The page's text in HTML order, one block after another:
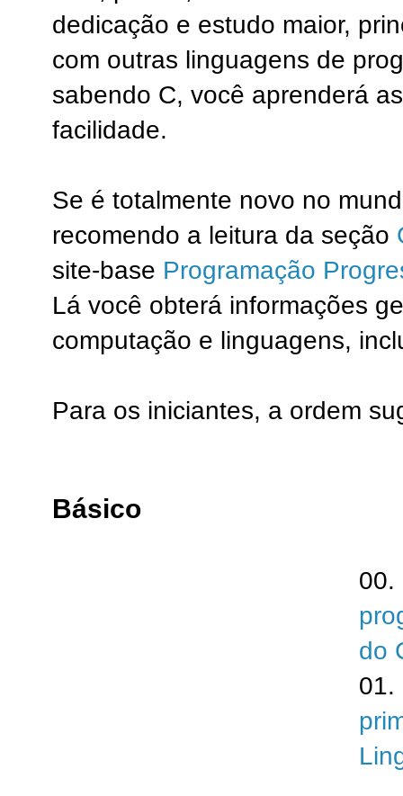
dedicação e estudo maior,
com outras linguagens de
sabendo C, você aprenderá
facilidade.
Se é totalmente novo no
recomendo a leitura da seção
site-base Programação
Lá você obterá informações
computação e linguagens,
Para os iniciantes, a ordem
Básico
00.
do
01.